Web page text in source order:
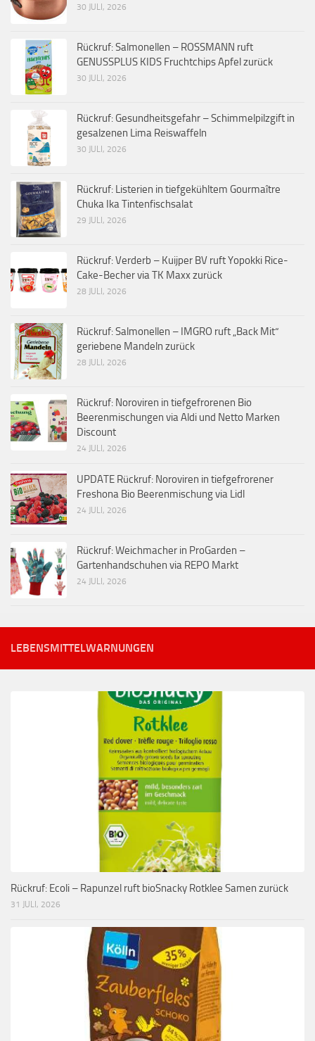
30 JULI, 2026
Rückruf: Salmonellen – ROSSMANN ruft
GENUSSPLUS KIDS Fruchtchips Apfel zurück
30 JULI, 2026
Rückruf: Gesundheitsgefahr – Schimmelpilzgift in
gesalzenen Lima Reiswaffeln
30 JULI, 2026
Rückruf: Listerien in tiefgekühltem Gourmaître
Chuka Ika Tintenfischsalat
29 JULI, 2026
Rückruf: Verderb – Kuijper BV ruft Yopokki Rice-
Cake-Becher via TK Maxx zurück
28 JULI, 2026
Rückruf: Salmonellen – IMGRO ruft „Back Mit“
geriebene Mandeln zurück
28 JULI, 2026
Rückruf: Noroviren in tiefgefrorenen Bio
Beerenmischungen via Aldi und Netto Marken
Discount
24 JULI, 2026
UPDATE Rückruf: Noroviren in tiefgefrorener
Freshona Bio Beerenmischung via Lidl
24 JULI, 2026
Rückruf: Weichmacher in ProGarden –
Gartenhandschuhen via REPO Markt
24 JULI, 2026
LEBENSMITTELWARNUNGEN
Rückruf: Ecoli – Rapunzel ruft bioSnacky Rotklee Samen zurück
31 JULI, 2026